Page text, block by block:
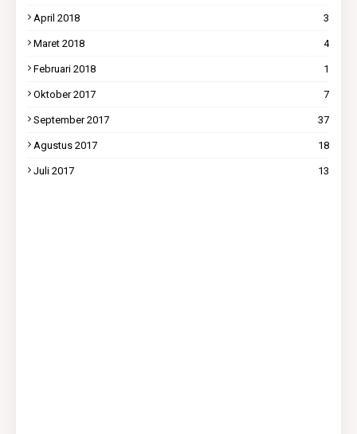
April 2018 3
Maret 2018 4
Februari 2018 1
Oktober 2017 7
September 2017 37
Agustus 2017 18
Juli 2017 13